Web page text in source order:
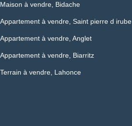
Maison à vendre, Bidache
Appartement à vendre, Saint pierre d irube
Appartement à vendre, Anglet
Appartement à vendre, Biarritz
Terrain à vendre, Lahonce